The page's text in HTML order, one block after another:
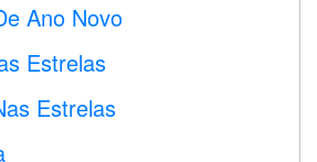
Ano Novo
Estrelas
Estrelas